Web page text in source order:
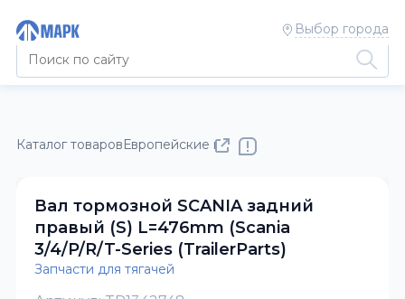
Выбор города
Каталог товаровЕвропейские полуприцепы и тягачи
Вал тормозной SCANIA задний
правый (S) L=476mm (Scania
3/4/P/R/T-Series (TrailerParts)
Запчасти для тягачей